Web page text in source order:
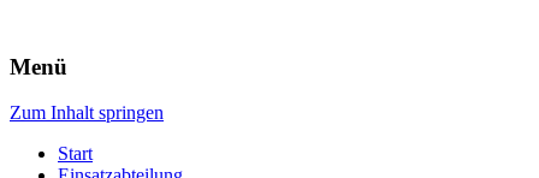
Freiwillige Feuerwehr Rodheim
v.d.H.
Menü
Zum Inhalt springen
Start